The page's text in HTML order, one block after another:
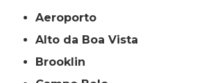
Aeroporto
Alto da Boa Vista
Brooklin